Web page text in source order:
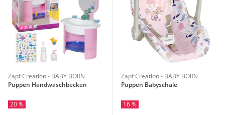
Zapf Creation - BABY BORN
Puppen Handwaschbecken
20 %
Zapf Creation - BABY BORN
Puppen Babyschale
16 %